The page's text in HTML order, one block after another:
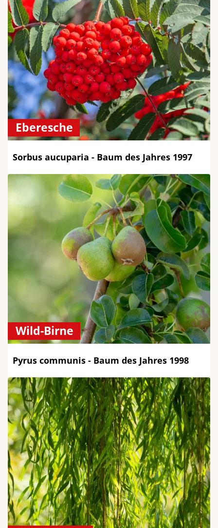
Eberesche
Sorbus aucuparia - Baum des Jahres 1997
Wild-Birne
Pyrus communis - Baum des Jahres 1998